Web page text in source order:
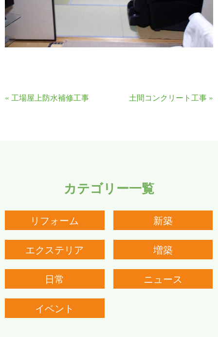
« 工場屋上防水補修工事 土間コンクリート工事 »
カテゴリー一覧
リフォーム 新築
エクステリア 増築
日常 ニュース
イベント